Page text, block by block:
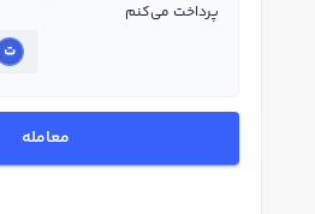
پرداخت می‌کنم
معامله